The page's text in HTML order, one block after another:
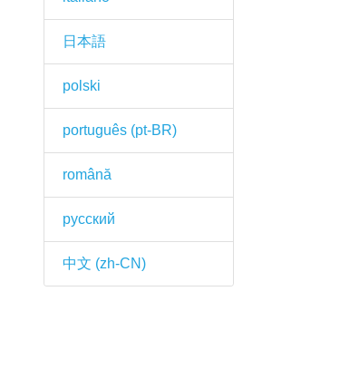
日本語
polski
português (pt-BR)
română
русский
中文 (zh-CN)